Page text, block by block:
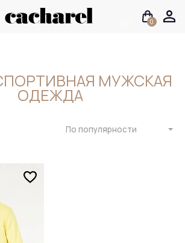
0
МУЖСКАЯ
ОДЕЖДА
По популярности